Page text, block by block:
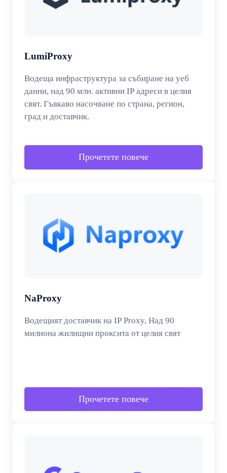
LumiProxy
Водеща инфраструктура за събиране на уеб
данни, над 90 млн. активни IP адреси в целия
свят. Гъвкаво насочване по страна, регион,
град и доставчик.
Прочетете повече
NaProxy
Водещият доставчик на IP Proxy, Над 90
милиона жилищни проксита от целия свят
Прочетете повече